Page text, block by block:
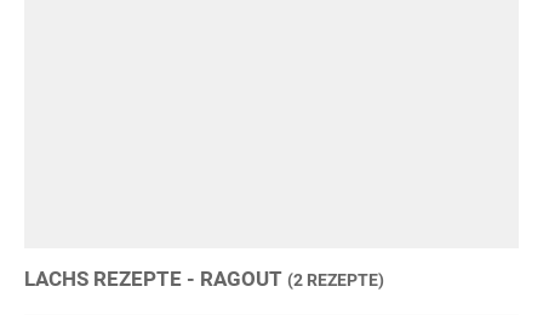
LACHS REZEPTE - RAGOUT (2 REZEPTE)